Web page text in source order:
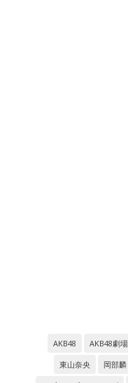
AKB48 AKB48劇場
東山奈央
岡部麟